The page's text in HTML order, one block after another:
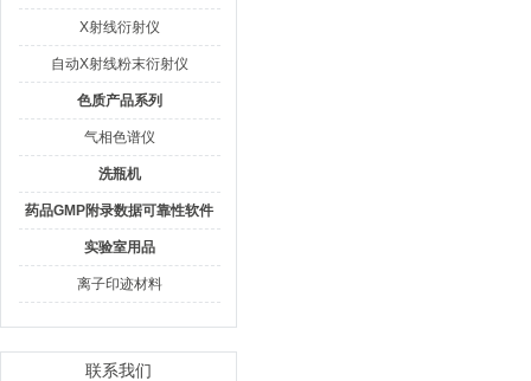
X射线衍射仪
自动X射线粉末衍射仪
色质产品系列
气相色谱仪
洗瓶机
药品GMP附录数据可靠性软件
实验室用品
离子印迹材料
联系我们